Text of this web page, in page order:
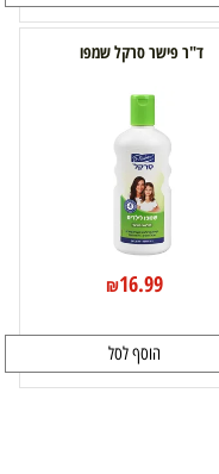
ד"ר פישר סרקל שמפו
₪16.99
הוסף לסל